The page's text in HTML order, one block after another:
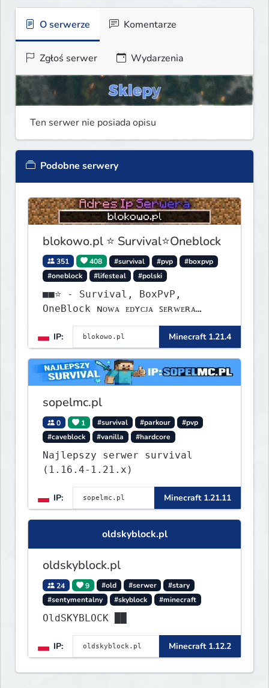
O serwerze Komentarze
Zgłoś serwer Wydarzenia
Ten serwer nie posiada opisu
Podobne serwery
blokowo.pl ⭐ Survival⭐Oneblock
351 408 #survival #pvp
#boxpvp
#oneblock
#lifesteal #polski
■■⭐ - Survival, BoxPvP,
OneBlock ɴᴏᴡᴀ ᴇᴅʏᴄᴊᴀ ꜱᴇʀᴡᴇʀᴀ
ᴡʏꜱᴛᴀʀᴛᴏᴡᴀʟᴀ!
IP:
Minecraft 1.21.4
sopelmc.pl
0 1 #survival #parkour
#pvp
#caveblock
#vanilla #hardcore
Najlepszy serwer survival
(1.16.4-1.21.x)
IP: Minecraft 1.21.11
oldskyblock.pl
oldskyblock.pl
24 9 #old #serwer
#stary
#sentymentalny
#skyblock #minecraft
OldSKYBLOCK ██
IP: Minecraft 1.12.2